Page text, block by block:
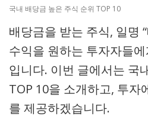
국내 배당금 높은 주식 순위 TOP 10
배당금을 받는 주식, 일명
수익을 원하는 투자자들
입니다. 이번 글에서는 국
TOP 10을 소개하고, 투자
를 제공하겠습니다.